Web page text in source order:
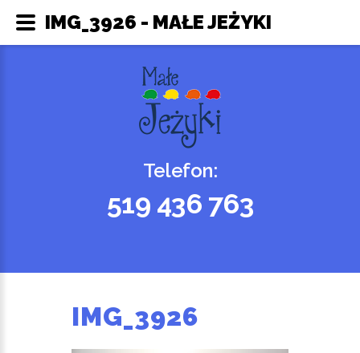
Telefon:
519 436 763
IMG_3926
IMG_3926 - MAŁE JEŻYKI